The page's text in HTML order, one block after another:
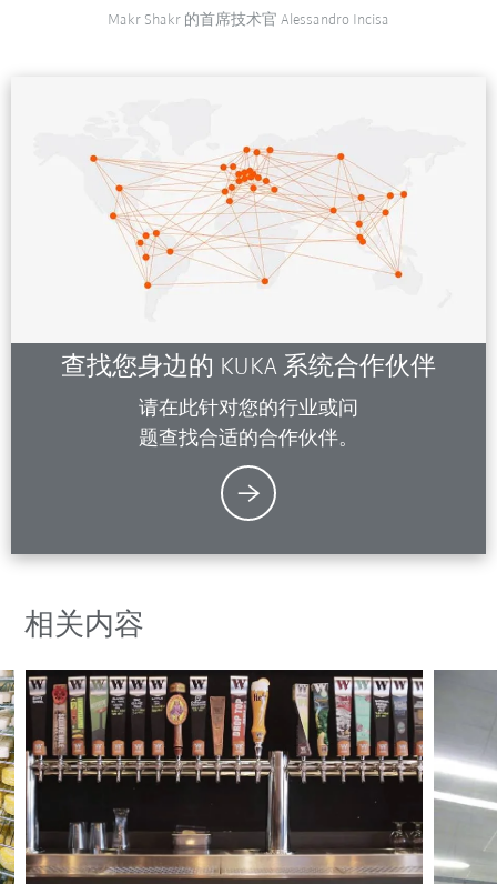
Makr Shakr 的首席技术官 Alessandro Incisa
查找您身边的 KUKA 系统合作伙伴
请在此针对您的行业或问
题查找合适的合作伙伴。
相关内容